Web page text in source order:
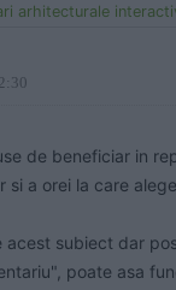
arhitecturale
de beneficiar in
si a orei la care
acest subiect dar
poate asa